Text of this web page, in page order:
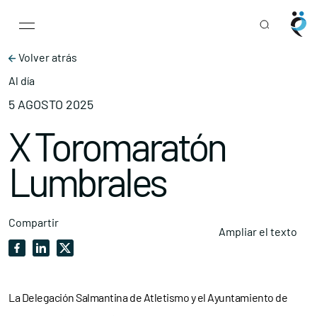
Main Navigation
Volver atrás
Al día
5 AGOSTO 2025
X Toromaratón
Lumbrales
Compartir
Ampliar el texto
La Delegación Salmantina de Atletismo y el Ayuntamiento de